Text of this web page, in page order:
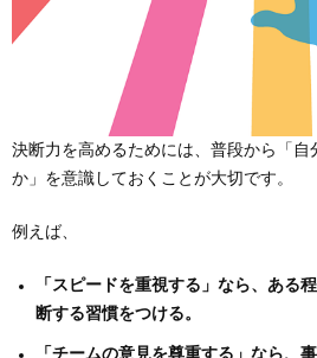
決断力を高めるためには、普段から「自
か」を意識しておくことが大切です。
例えば、
「スピードを重視する」なら、ある
断する習慣をつける。
「チームの意見を尊重する」なら、